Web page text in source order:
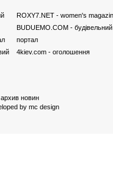
ROXY7.NET- women's
BUDUEMO.COM- будівельний
портал
4kiev.com- оголошення
архив новин
by mc design